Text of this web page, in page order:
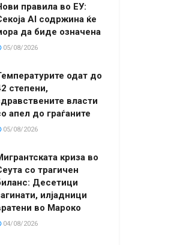
правила во ЕУ:
AI содржина ќе
да биде означена
05/08/2026
одат до
степени,
власти
апел до граѓаните
05/08/2026
криза во
со трагичен
Десетици
илјадници
во Мароко
04/08/2026